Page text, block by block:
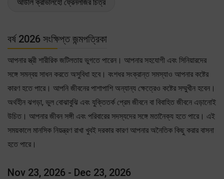
আউলি ক্রাভালহো ফ্রেনলজির চিত্র
বর্ষ 2026 সংক্ষিপ্ত জন্মপত্রিকা
আপনার স্ত্রী শারীরিক জটিলতায় ভুগতে পারেন। আপনার সহযোগী এবং সিনিয়ারদের
সঙ্গে সমন্বয় সাধন করতে অসুবিধা হবে। বংশধর সংক্রান্ত সমস্যাও আপনার কষ্টের
কারণ হতে পারে। আপনি জীবনের পাশাপাশি অন্যান্য ক্ষেত্রেও কষ্টের সম্মুখীন হবেন।
অর্থহীন ঝগড়া, ভুল বোঝাবুঝি এবং যুক্তিতর্ক প্রেম জীবনে বা বিবাহিত জীবনে এড়ানোই
উচিত। আপনার জীবন সঙ্গী এবং পরিবারের সদস্যদের সঙ্গে মতানৈক্য হতে পারে। এই
সময়কালে মানসিক নিয়ন্ত্রণ রাখা খুবই দরকার কারণ আপনার অনৈতিক কিছু করার বাসনা
হতে পারে।
Nov 23, 2026 - Dec 23, 2026